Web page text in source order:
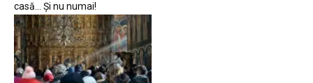
casă… Și nu numai!